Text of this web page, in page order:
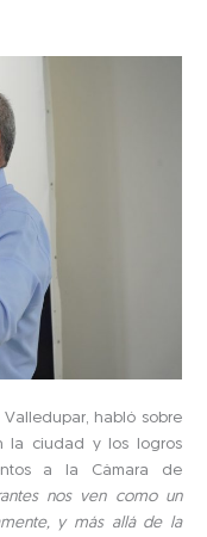
habló sobre
la ciudad y los logros
a la Cámara de
nos ven como un
y más allá de la